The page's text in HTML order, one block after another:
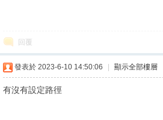
回覆
發表於 2023-6-10 14:50:06 顯示全部樓層
有沒有設定路徑